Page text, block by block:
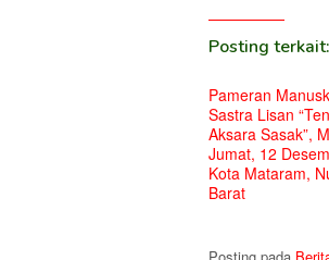
Posting terkait:
Pameran
Sastra Lisan
Aksara Sasak”,
Jumat, 12
Kota Mataram,
Barat
Posting pada